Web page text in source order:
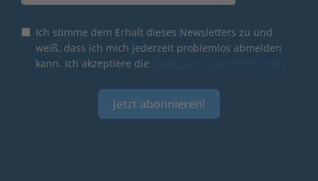
Ich stimme dem Erhalt dieses Newsletters zu und
weiß, dass ich mich jederzeit problemlos abmelden
kann. Ich akzeptiere die
Jetzt abonnieren!